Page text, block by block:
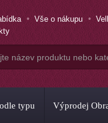
Vše o nákupu
typu Výprodej